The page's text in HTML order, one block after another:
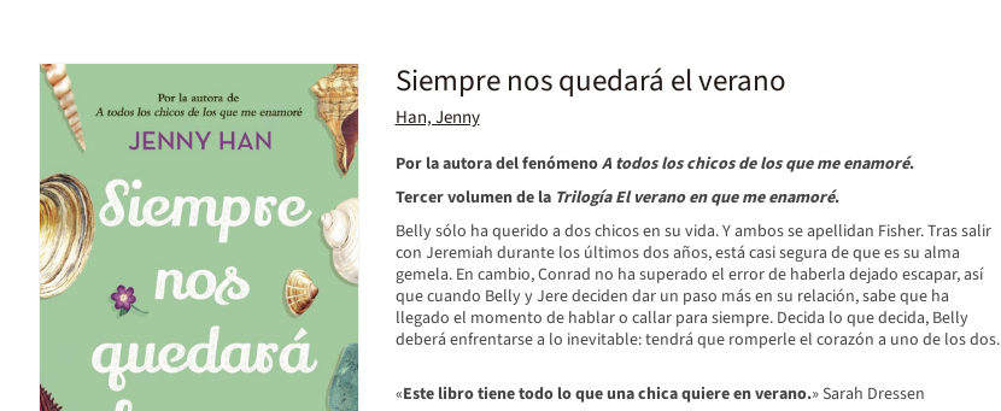
Siempre nos quedará el verano
Han, Jenny
Por la autora del fenómenoA todos los chicos de los que me enamoré.
Tercer volumen de la Trilogía El verano en que me enamoré.
Belly sólo ha querido a dos chicos en su vida. Y ambos se apellidan Fisher. Tras salir
con Jeremiah durante los últimos dos años, está casi segura de que es su alma
gemela. En cambio, Conrad no ha superado el error de haberla dejado escapar, así
que cuando Belly y Jere deciden dar un paso más en su relación, sabe que ha
llegado el momento de hablar o callar para siempre. Decida lo que decida, Belly
deberá enfrentarse a lo inevitable: tendrá que romperle el corazón a uno de los dos.
«Este libro tiene todo lo que una chica quiere en verano.» Sarah Dressen